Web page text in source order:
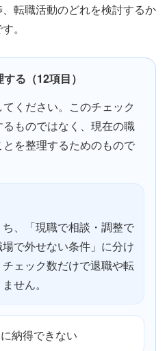
転職活動のどれを検討するか
。
る（12項目）
ください。このチェック
ものではなく、現在の職
を整理するためのもので
、「現職で相談・調整で
で外せない条件」に分け
ェック数だけで退職や転
せん。
納得できない